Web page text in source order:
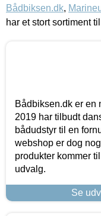
Bådbiksen.dk,
har et stort sortiment
Bådbiksen.dk er en
2019 har tilbudt
bådudstyr til en
webshop er dog
produkter kommer
udvalg.
Se